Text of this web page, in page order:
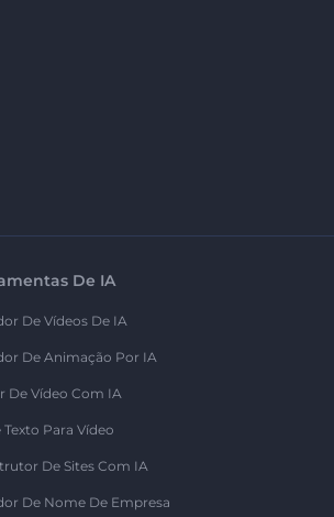
De IA
De Vídeos De IA
De Animação Por IA
De Vídeo Com IA
Texto Para Vídeo
De Sites Com IA
De Nome De Empresa